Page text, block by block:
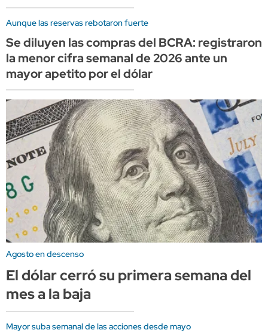
Aunque las reservas rebotaron fuerte
Se diluyen las compras del BCRA: registraron
la menor cifra semanal de 2026 ante un
mayor apetito por el dólar
Agosto en descenso
El dólar cerró su primera semana del
mes a la baja
Mayor suba semanal de las acciones desde mayo